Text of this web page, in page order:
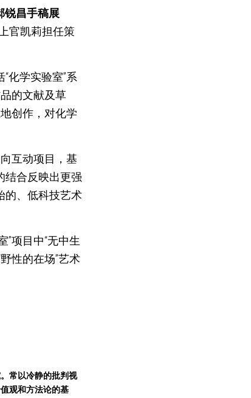
锐昌手稿展
官凯莉担任策
化学实验室”系
的文献及草
创作，对化学
互动项目，基
结合反映出更强
的、低科技艺术
项目中“无中生
性的在场”艺术
常以冷静的批判视
观和方法论的基